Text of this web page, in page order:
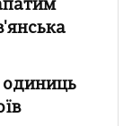
одиниць